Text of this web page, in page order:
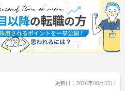
更新日：2026年08月05日